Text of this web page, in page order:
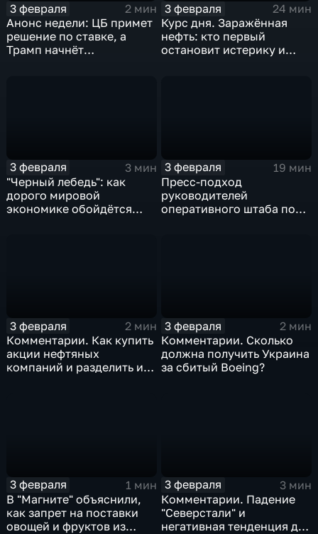
3 февраля
2 мин
Анонс недели: ЦБ примет
решение по ставке, а
Трамп начнёт
3 февраля
24 мин
Курс дня. Заражённая
нефть: кто первый
остановит истерику и
3 февраля
3 мин
"Черный лебедь": как
дорого мировой
экономике обойдётся
3 февраля
19 мин
Пресс-подход
руководителей
оперативного штаба по
3 февраля
2 мин
Комментарии. Как купить
акции нефтяных
компаний и разделить их
3 февраля
2 мин
Комментарии. Сколько
должна получить Украина
за сбитый Boeing?
3 февраля
1 мин
В "Магните" объяснили,
как запрет на поставки
овощей и фруктов из
3 февраля
3 мин
Комментарии. Падение
"Северстали" и
негативная тенденция для